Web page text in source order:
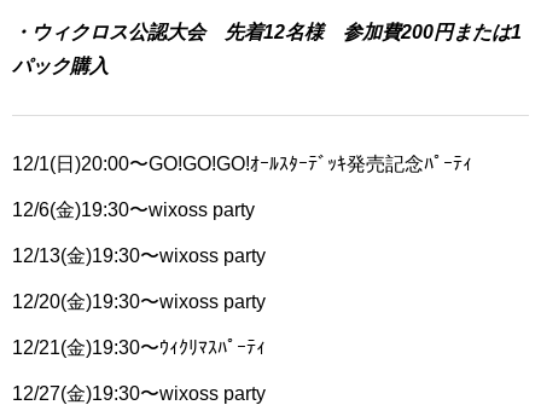
・ウィクロス公認大会 先着12名様 参加費200円または1
パック購入
12/1(日)20:00〜GO!GO!GO!ｵｰﾙｽﾀｰﾃﾞｯｷ発売記念ﾊﾟｰﾃｨ
12/6(金)19:30〜wixoss party
12/13(金)19:30〜wixoss party
12/20(金)19:30〜wixoss party
12/21(金)19:30〜ｳｨｸﾘﾏｽﾊﾟｰﾃｨ
12/27(金)19:30〜wixoss party